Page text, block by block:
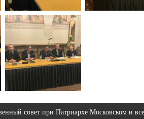
совет при Патриархе Московском и